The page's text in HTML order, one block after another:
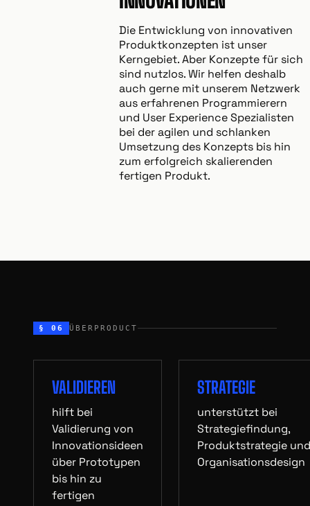
Die Entwicklung von innovativen
Produktkonzepten ist unser
Kerngebiet. Aber Konzepte für sich
sind nutzlos. Wir helfen deshalb
auch gerne mit unserem Netzwerk
aus erfahrenen Programmierern
und User Experience Spezialisten
bei der agilen und schlanken
Umsetzung des Konzepts bis hin
zum erfolgreich skalierenden
fertigen Produkt.
§ 06 ÜBERPRODUCT
VALIDIEREN
hilft bei
Validierung von
Innovationsideen
über Prototypen
bis hin zu
fertigen
STRATEGIE
unterstützt bei
Strategiefindung,
Produktstrategie und
Organisationsdesign